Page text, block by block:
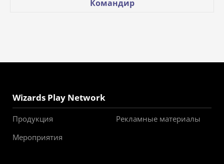
Командир
Wizards Play Network
Продукция
Рекламные материалы
Мероприятия